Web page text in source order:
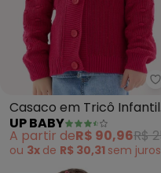
Casaco em Tricô Infantil
para Meninas (Rosa)
UP BABY
A partir deR$ 90,96R$
ou 3x de R$ 30,31 sem juros